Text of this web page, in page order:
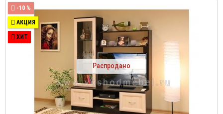
-10 %
АКЦИЯ
ХИТ
Распродано